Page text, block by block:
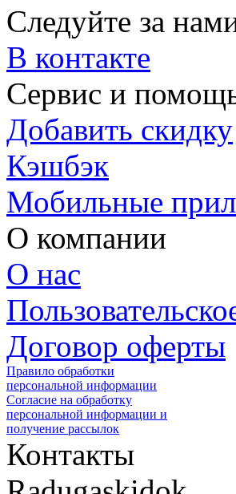
Следуйте за
В контакте
Сервис и
Добавить скидку
Кэшбэк
Мобильные
О компании
О нас
Договор оферты
Правило обработки
персональной информации
Согласие на обработку
персональной информации и
получение рассылок
Контакты